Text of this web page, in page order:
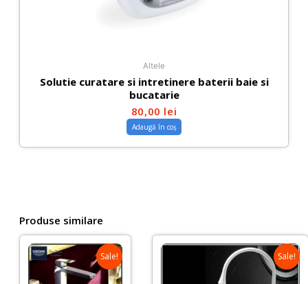
Altele
Solutie curatare si intretinere baterii baie si
bucatarie
80,00 lei
Adaugă în coș
Produse similare
Sale! Sale!